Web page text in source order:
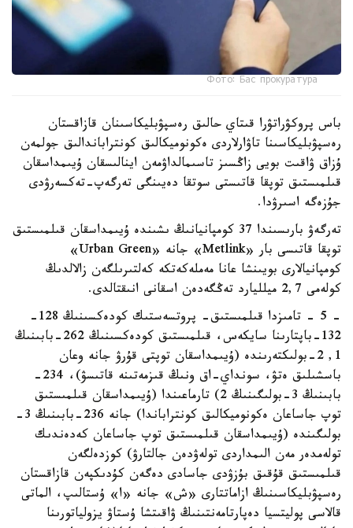
Фото: Бас прокуратура
باس پروكۋراتۋرا قىتاي حالىق رەسپۋبليكاسىنان قازاقستان
رەسپۋبليكاسىنا تاۋارلاردى ەكونوميكالىق كونتراباندالىق جولمەن
ۇزاق ۋاقىت بويى زاڭسىز تاسىمالداۋمەن اينالىسقان ۇيىمداسقان
قىلمىستىق توپقا قاتىستى سوتقا دەيىنگى تەرگەپ-تەكسەرۋدى
جۇزەگە اسىرۋدا.
تەرگەۋ بارىسىندا 37 كومپانيانىڭ ىشىندە ۇيىمداسقان قىلمىستىق
توپقا قاتىسى بار «Metlink» جانە «Urban Green»
كومپانيالارى بويىنشا عانا مەملەكەتكە كەلتىرىلگەن زالالدىڭ
كولەمى 2,7 ميلليارد تەڭگەدەن اسقانى انىقتالدى.
- 5 - تامىزدا قىلمىستىق- پروتسەستىك كودەكسىنىڭ 128-
132-باپتارىنا سايكەس، قىلمىستىق كودەكسىنىڭ 262-بابىنىڭ
1, 2-بولىكتەرىندە (ۇيىمداسقان توپتى قۇرۋ جانە وعان
باسشىلىق ەتۋ، سونداي-اق ونىڭ قىزمەتىنە قاتىسۋ)، 234-
بابىنىڭ 3-بولىگىنىڭ 2) تارماعىندا (ۇيىمداسقان قىلمىستىق
توپ جاساعان ەكونوميكالىق كونتراباندا) جانە 236-بابىنىڭ 3-
بولىگىندە (ۇيىمداسقان قىلمىستىق توپ جاساعان كەدەندىك
تولەمدەر مەن الىمداردى تولەۋدەن جالتارۋ) كوزدەلگەن
قىلمىستىق قۇقىق بۇزۋدى جاسادى دەگەن كۇدىكپەن قازاقستان
رەسپۋبليكاسىنىڭ ازاماتتارى «ش» جانە «ا» ۇستالىپ، الماتى
قالاسى پوليتسيا دەپارتامەنتىنىڭ ۋاقىتشا ۇستاۋ يزولياتورىنا